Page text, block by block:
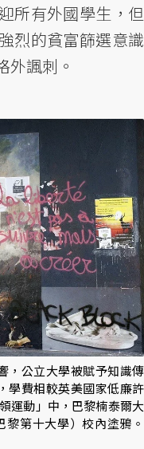
所有外國學生，但
烈的貧富篩選意識
外諷刺。
，公立大學被賦予知識傳
學費相較英美國家低廉許
運動」中，巴黎楠泰爾大
第十大學）校內塗鴉。